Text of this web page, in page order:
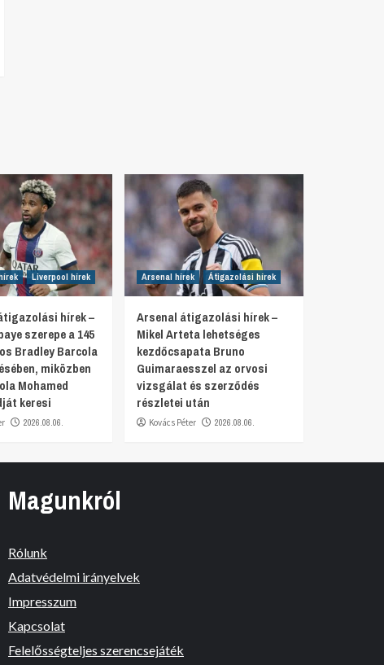
Liverpool hírek
hírek –
szerepe a 145
Bradley Barcola
miközben
Mohamed
keresi
2026.08.06.
Arsenal hírek Átigazolási hírek
Arsenal átigazolási hírek –
Mikel Arteta lehetséges
kezdőcsapata Bruno
Guimaraesszel az orvosi
vizsgálat és szerződés
részletei után
Kovács Péter 2026.08.06.
Magunkról
Rólunk
Adatvédelmi irányelvek
Impresszum
Kapcsolat
Felelősségteljes szerencsejáték